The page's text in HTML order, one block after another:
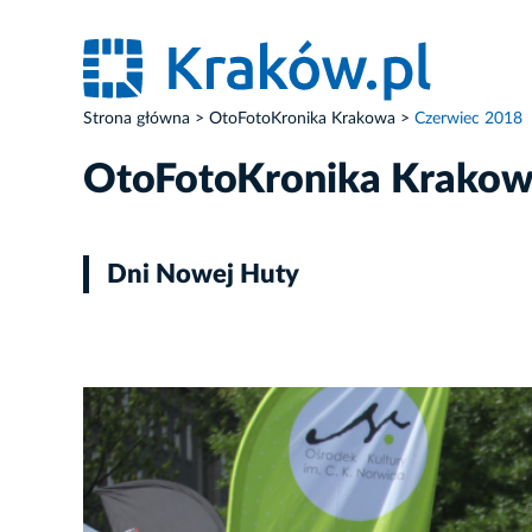
Strona główna OtoFotoKronika Krakowa Czerwiec 2018
OtoFotoKronika
Dni Nowej Huty